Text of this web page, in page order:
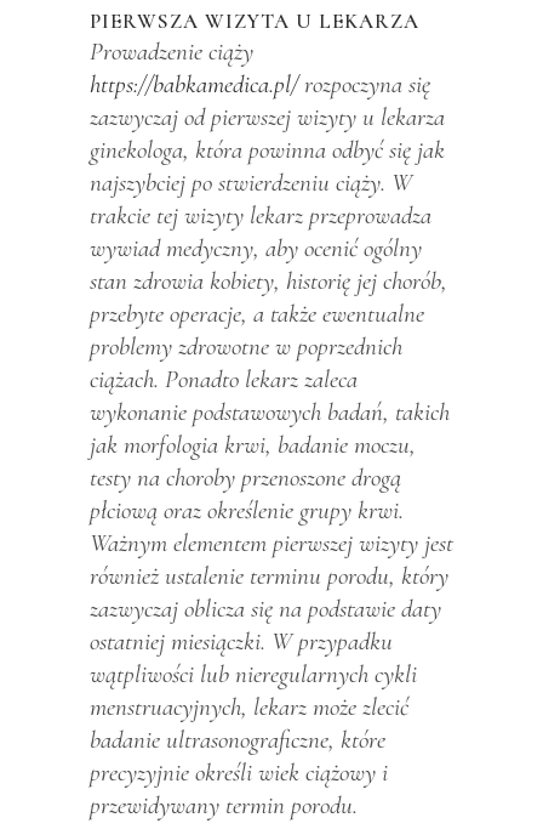
PIERWSZA WIZYTA U LEKARZA
Prowadzenie ciąży
https://babkamedica.pl/rozpoczyna się
zazwyczaj od pierwszej wizyty u lekarza
ginekologa, która powinna odbyć się jak
najszybciej po stwierdzeniu ciąży. W
trakcie tej wizyty lekarz przeprowadza
wywiad medyczny, aby ocenić ogólny
stan zdrowia kobiety, historię jej chorób,
przebyte operacje, a także ewentualne
problemy zdrowotne w poprzednich
ciążach. Ponadto lekarz zaleca
wykonanie podstawowych badań, takich
jak morfologia krwi, badanie moczu,
testy na choroby przenoszone drogą
płciową oraz określenie grupy krwi.
Ważnym elementem pierwszej wizyty jest
również ustalenie terminu porodu, który
zazwyczaj oblicza się na podstawie daty
ostatniej miesiączki. W przypadku
wątpliwości lub nieregularnych cykli
menstruacyjnych, lekarz może zlecić
badanie ultrasonograficzne, które
precyzyjnie określi wiek ciążowy i
przewidywany termin porodu.